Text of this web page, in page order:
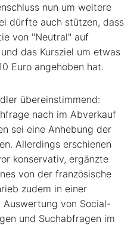
nun um weitere
dürfte auch stützen, dass
von "Neutral" auf
das Kursziel um etwas
Euro angehoben hat.
übereinstimmend:
nach im Abverkauf
sei eine Anhebung der
Allerdings erschienen
konservativ, ergänzte
von der französische
zudem in einer
Auswertung von Social-
und Suchabfragen im